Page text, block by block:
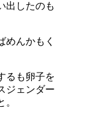
出したのも
めんかもく
るも卵子を
ジェンダー